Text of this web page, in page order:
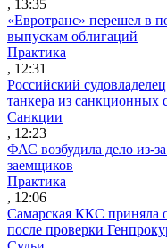
, 13:35
«Евротранс» перешел в
выпускам облигаций
Практика
, 12:31
Российский
танкера из санкционных
Санкции
, 12:23
ФАС возбудила дело из-
заемщиков
Практика
, 12:06
Самарская ККС приняла
после проверки